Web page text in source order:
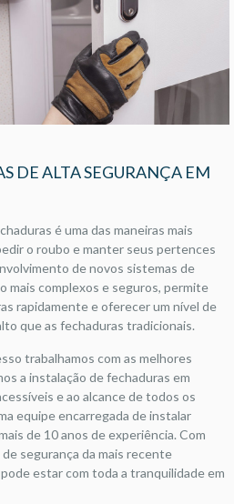
DE ALTA SEGURANÇA EM
é uma das maneiras mais
o roubo e manter seus pertences
de novos sistemas de
mais complexos e seguros, permite
rapidamente e oferecer um nível de
que as fechaduras tradicionais.
trabalhamos com as melhores
a instalação de fechaduras em
e ao alcance de todos os
equipe encarregada de instalar
de 10 anos de experiência. Com
segurança da mais recente
estar com toda a tranquilidade em